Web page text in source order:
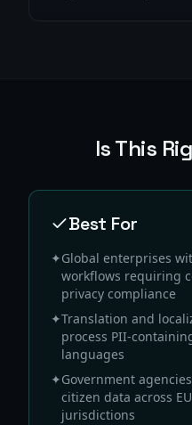
Is This
Best For
✦Global enterprises
workflows requiring
privacy compliance
✦Translation and
process PII-
languages
✦Government
citizen data across
jurisdictions